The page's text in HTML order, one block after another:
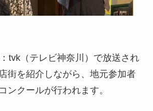
tvk（テレビ神奈川）で放送され
街を紹介しながら、地元参加者
ンクールが行われます。